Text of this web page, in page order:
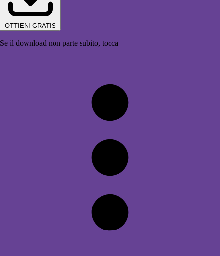
OTTIENI GRATIS
Se il download non parte subito, tocca